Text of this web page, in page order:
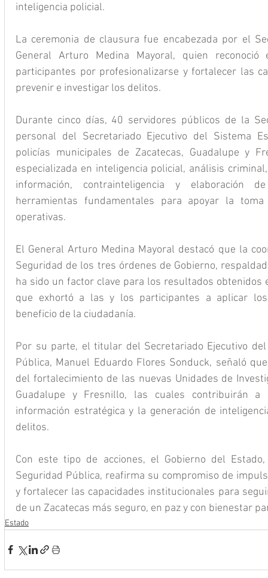
inteligencia policial.
La ceremonia de clausura fue encabezada por el
General Arturo Medina Mayoral, quien
participantes por profesionalizarse y fortalecer las
prevenir e investigar los delitos.
Durante cinco días, 40 servidores públicos de la
personal del Secretariado Ejecutivo del Sistema
policías municipales de Zacatecas, Guadalupe y
especializada en inteligencia policial, análisis
información, contrainteligencia y elaboración
herramientas fundamentales para apoyar la
operativas.
El General Arturo Medina Mayoral destacó que la
Seguridad de los tres órdenes de Gobierno,
ha sido un factor clave para los resultados obtenidos
que exhortó a las y los participantes a aplicar
beneficio de la ciudadanía.
Por su parte, el titular del Secretariado Ejecutivo
Pública, Manuel Eduardo Flores Sonduck, señaló
del fortalecimiento de las nuevas Unidades de
Guadalupe y Fresnillo, las cuales contribuirán a
información estratégica y la generación de
delitos.
Con este tipo de acciones, el Gobierno del
Seguridad Pública, reafirma su compromiso de
y fortalecer las capacidades institucionales para
de un Zacatecas más seguro, en paz y con bienestar
Estado